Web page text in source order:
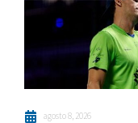
agosto 8, 2026